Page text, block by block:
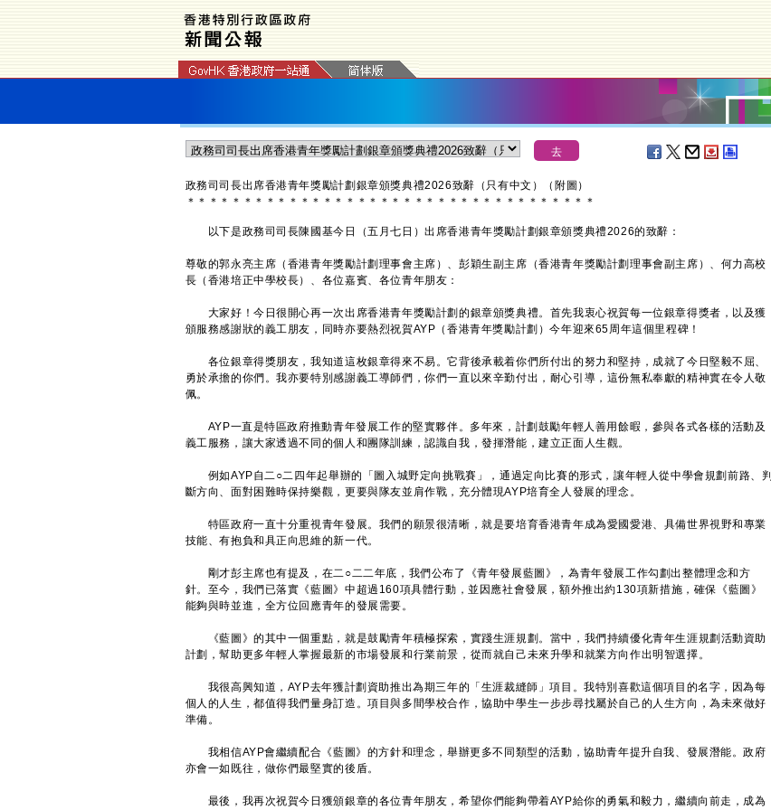
政務司司長出席香港青年獎勵計劃銀章頒獎典禮2026致辭（只有中文）（附圖）
＊ ＊ ＊ ＊ ＊ ＊ ＊ ＊ ＊ ＊ ＊ ＊ ＊ ＊ ＊ ＊ ＊ ＊ ＊ ＊ ＊ ＊ ＊ ＊ ＊ ＊ ＊ ＊ ＊ ＊ ＊ ＊ ＊ ＊ ＊ ＊
以下是政務司司長陳國基今日（五月七日）出席香港青年獎勵計劃銀章頒獎典禮2026的致辭：
尊敬的郭永亮主席（香港青年獎勵計劃理事會主席）、彭穎生副主席（香港青年獎勵計劃理事會副主席）、何力高校
長（香港培正中學校長）、各位嘉賓、各位青年朋友：
大家好！今日很開心再一次出席香港青年獎勵計劃的銀章頒獎典禮。首先我衷心祝賀每一位銀章得獎者，以及獲
頒服務感謝狀的義工朋友，同時亦要熱烈祝賀AYP（香港青年獎勵計劃）今年迎來65周年這個里程碑！
各位銀章得獎朋友，我知道這枚銀章得來不易。它背後承載着你們所付出的努力和堅持，成就了今日堅毅不屈、
勇於承擔的你們。我亦要特別感謝義工導師們，你們一直以來辛勤付出，耐心引導，這份無私奉獻的精神實在令人敬
佩。
AYP一直是特區政府推動青年發展工作的堅實夥伴。多年來，計劃鼓勵年輕人善用餘暇，參與各式各樣的活動及
義工服務，讓大家透過不同的個人和團隊訓練，認識自我，發揮潛能，建立正面人生觀。
例如AYP自二○二四年起舉辦的「圖入城野定向挑戰賽」，通過定向比賽的形式，讓年輕人從中學會規劃前路、判
斷方向、面對困難時保持樂觀，更要與隊友並肩作戰，充分體現AYP培育全人發展的理念。
特區政府一直十分重視青年發展。我們的願景很清晰，就是要培育香港青年成為愛國愛港、具備世界視野和專業
技能、有抱負和具正向思維的新一代。
剛才彭主席也有提及，在二○二二年底，我們公布了《青年發展藍圖》，為青年發展工作勾劃出整體理念和方
針。至今，我們已落實《藍圖》中超過160項具體行動，並因應社會發展，額外推出約130項新措施，確保《藍圖》
能夠與時並進，全方位回應青年的發展需要。
《藍圖》的其中一個重點，就是鼓勵青年積極探索，實踐生涯規劃。當中，我們持續優化青年生涯規劃活動資助
計劃，幫助更多年輕人掌握最新的市場發展和行業前景，從而就自己未來升學和就業方向作出明智選擇。
我很高興知道，AYP去年獲計劃資助推出為期三年的「生涯裁縫師」項目。我特別喜歡這個項目的名字，因為每
個人的人生，都值得我們量身訂造。項目與多間學校合作，協助中學生一步步尋找屬於自己的人生方向，為未來做好
準備。
我相信AYP會繼續配合《藍圖》的方針和理念，舉辦更多不同類型的活動，協助青年提升自我、發展潛能。政府
亦會一如既往，做你們最堅實的後盾。
最後，我再次祝賀今日獲頒銀章的各位青年朋友，希望你們能夠帶着AYP給你的勇氣和毅力，繼續向前走，成為